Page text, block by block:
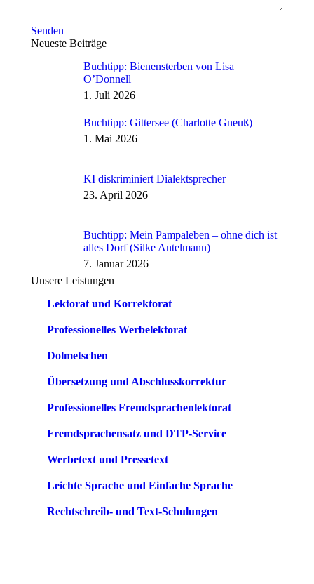
Senden
Neueste Beiträge
Buchtipp: Bienensterben von Lisa
O’Donnell
1. Juli 2026
Buchtipp: Gittersee (Charlotte Gneuß)
1. Mai 2026
KI diskriminiert Dialektsprecher
23. April 2026
Buchtipp: Mein Pampaleben – ohne dich ist
alles Dorf (Silke Antelmann)
7. Januar 2026
Unsere Leistungen
Lektorat und Korrektorat
Professionelles Werbelektorat
Dolmetschen
Übersetzung und Abschlusskorrektur
Professionelles Fremdsprachenlektorat
Fremdsprachensatz und DTP-Service
Werbetext und Pressetext
Leichte Sprache und Einfache Sprache
Rechtschreib- und Text-Schulungen